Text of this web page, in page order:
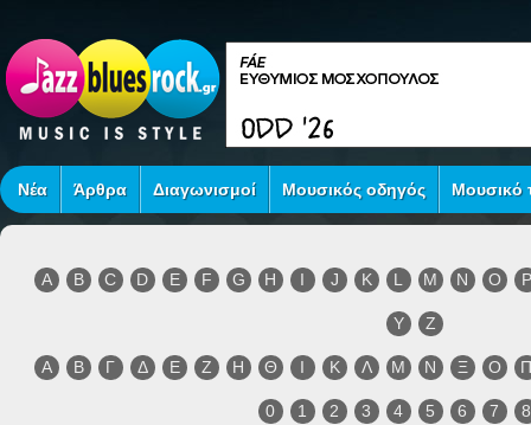
Νέα Άρθρα Διαγωνισμοί Μουσικός οδηγός Μουσικό
A B C D E F G H I J K L M N O P
Y Z
Α Β Γ Δ Ε Ζ Η Θ Ι Κ Λ Μ Ν Ξ Ο
0 1 2 3 4 5 6 7 8